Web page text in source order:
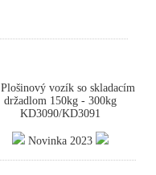
Plošinový vozík so skladacím
držadlom 150kg - 300kg
KD3090/KD3091
Novinka 2023